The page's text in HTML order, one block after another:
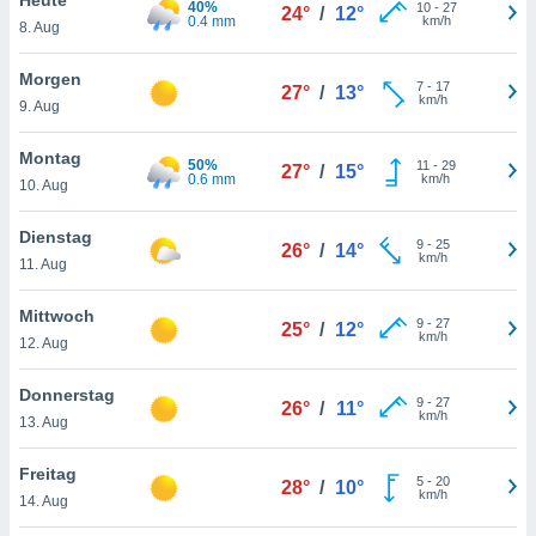
oder
Partner
es uns
das
der
Profil zu
Ihnen
finden
. Sie
jederzeit
Rand
8. Aug
40%
0.4 mm
24° / 12° 10- 27
km/h
Morgen
9. Aug
27° / 13° 7- 17
km/h
Montag
10. Aug
50%
0.6 mm
27° / 15° 11 - 29
km/h
Dienstag
11. Aug
26° / 14° 9- 25
km/h
Mittwoch
12. Aug
25° / 12° 9- 27
km/h
Donnerstag
13. Aug
26° / 11° 9- 27
km/h
Freitag
14. Aug
28° / 10° 5- 20
km/h